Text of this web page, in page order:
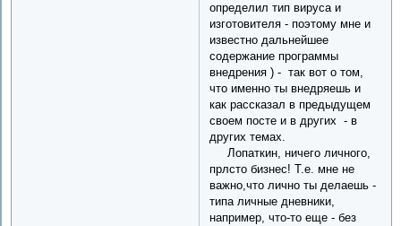
определил тип вируса и
изготовителя - поэтому мне и
известно дальнейшее
содержание программы
внедрения ) - так вот о том,
что именно ты внедряешь и
как рассказал в предыдущем
своем посте и в других - в
других темах.
Лопаткин, ничего личного,
прлсто бизнес! Т.е. мне не
важно,что лично ты делаешь -
типа личные дневники,
например, что-то еще - без